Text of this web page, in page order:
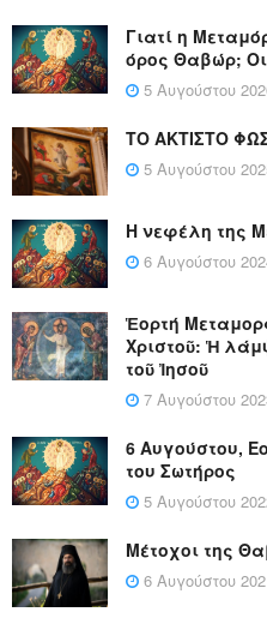
Γιατί η
όρος Θαβώρ; Οι
5 Αυγούστου
ΤΟ ΑΚΤΙΣΤΟ
5 Αυγούστου
Η νεφέλη της
6 Αυγούστου
Ἑορτή
Χριστοῦ: Ἡ
τοῦ Ἰησοῦ
7 Αυγούστου
6 Αυγούστου,
του Σωτήρος
5 Αυγούστου
Μέτοχοι της
6 Αυγούστου